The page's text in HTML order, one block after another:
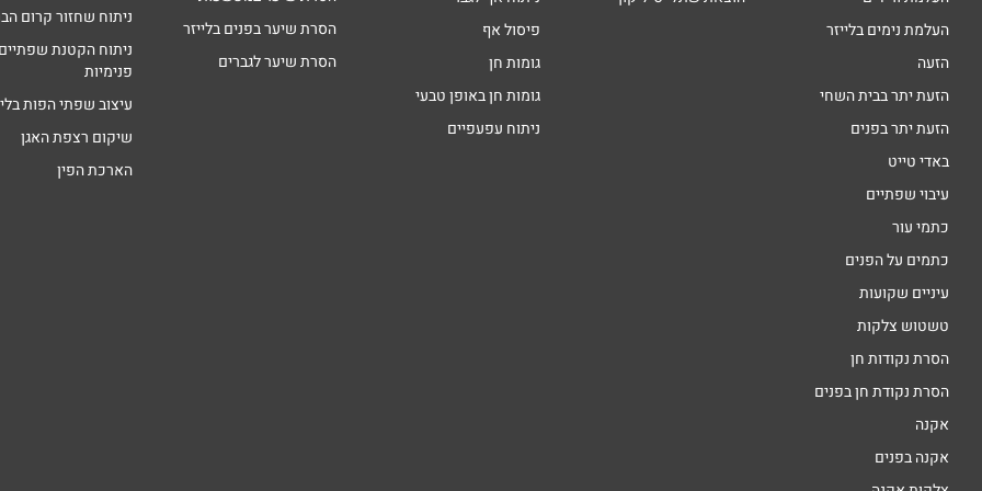
העלמת נימים בלייזר
הזעה
הזעת יתר בבית השחי
הזעת יתר בפנים
באדי טייט
עיבוי שפתיים
כתמי עור
כתמים על הפנים
עיניים שקועות
טשטוש צלקות
הסרת נקודות חן
הסרת נקודת חן בפנים
אקנה
אקנה בפנים
פיסול אף
גומות חן
גומות חן באופן טבעי
ניתוח עפעפיים
הסרת שיער בפנים בלייזר
הסרת שיער לגברים
ניתוח שחזור קרום
ניתוח הקטנת שפתיים
פנימיות
עיצוב שפתי הפות
שיקום רצפת האגן
הארכת הפין